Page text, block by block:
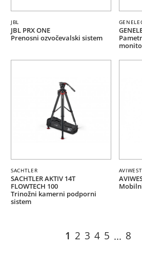
JBL
JBL PRX ONE
Prenosni ozvočevalski sistem
SACHTLER
SACHTLER AKTIV 14T
FLOWTECH 100
Trinožni kamerni podporni
sistem
AVIWEST
1 2 3 4 5 ... 8